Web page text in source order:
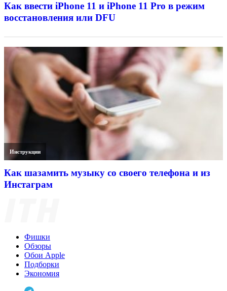
Как ввести iPhone 11 и iPhone 11 Pro в режим
восстановления или DFU
Инструкции
Как шазамить музыку со своего телефона и из
Инстаграм
Фишки
Обзоры
Обои Apple
Подборки
Экономия